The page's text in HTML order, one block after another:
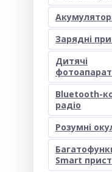
Зарядні
Дитячі
Bluetooth-
радіо
Розумні
Smart